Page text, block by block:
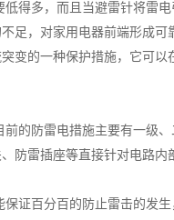
低得多，而且当避雷针将雷
足，对家用电器前端形成
变的一种保护措施，它可
的防雷电措施主要有一级
防雷插座等直接针对电路
保证百分百的防止雷击的发